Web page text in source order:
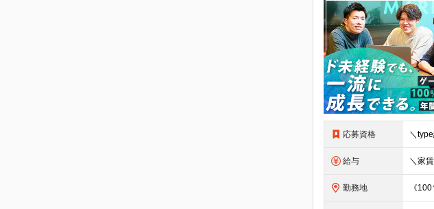
応募資格
給与
勤務地